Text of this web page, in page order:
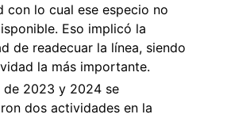
con lo cual ese especio no
Eso implicó la
de readecuar la línea, siendo
la más importante.
de 2023 y 2024 se
dos actividades en la